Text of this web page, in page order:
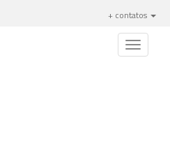
+ contatos
Toggle